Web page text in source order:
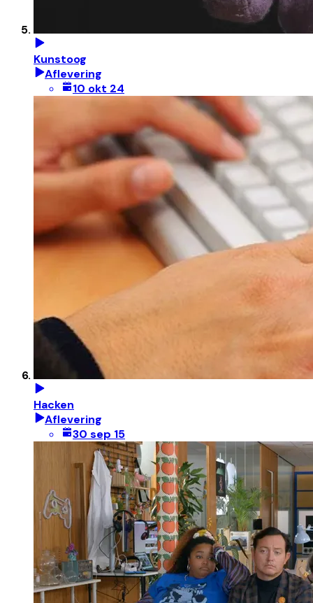
Kunstoog
Aflevering
10 okt 24
Hacken
Aflevering
30 sep 15